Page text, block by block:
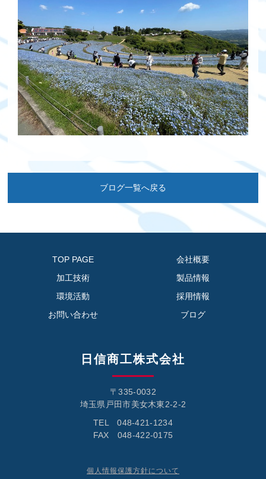
ブログ一覧へ戻る
TOP PAGE
会社概要
加工技術
製品情報
環境活動
採用情報
お問い合わせ
ブログ
日信商工株式会社
〒335-0032
埼玉県戸田市美女木東2-2-2
TEL 048-421-1234
FAX 048-422-0175
個人情報保護方針について